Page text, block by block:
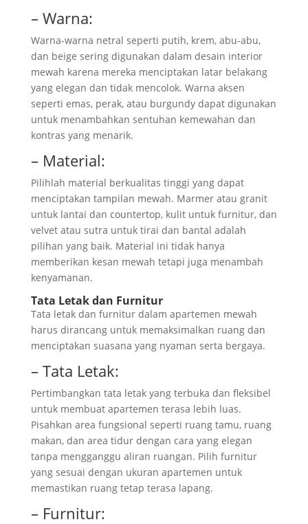
– Warna:
Warna-warna netral seperti putih, krem, abu-abu,
dan beige sering digunakan dalam desain interior
mewah karena mereka menciptakan latar belakang
yang elegan dan tidak mencolok. Warna aksen
seperti emas, perak, atau burgundy dapat digunakan
untuk menambahkan sentuhan kemewahan dan
kontras yang menarik.
– Material:
Pilihlah material berkualitas tinggi yang dapat
menciptakan tampilan mewah. Marmer atau granit
untuk lantai dan countertop, kulit untuk furnitur, dan
velvet atau sutra untuk tirai dan bantal adalah
pilihan yang baik. Material ini tidak hanya
memberikan kesan mewah tetapi juga menambah
kenyamanan.
Tata Letak dan Furnitur
Tata letak dan furnitur dalam apartemen mewah
harus dirancang untuk memaksimalkan ruang dan
menciptakan suasana yang nyaman serta bergaya.
– Tata Letak:
Pertimbangkan tata letak yang terbuka dan fleksibel
untuk membuat apartemen terasa lebih luas.
Pisahkan area fungsional seperti ruang tamu, ruang
makan, dan area tidur dengan cara yang elegan
tanpa mengganggu aliran ruangan. Pilih furnitur
yang sesuai dengan ukuran apartemen untuk
memastikan ruang tetap terasa lapang.
– Furnitur: